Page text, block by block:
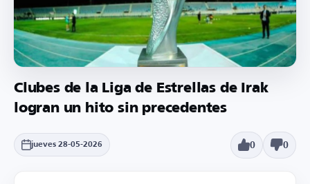
Clubes de la Liga de Estrellas de Irak
logran un hito sin precedentes
jueves 28-05-2026 0 0